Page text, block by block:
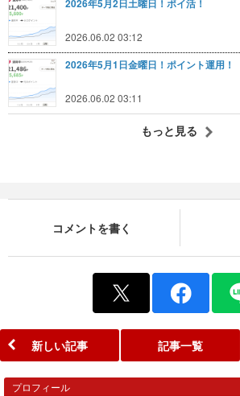
2026年5月2日土曜日！ポイ活！
2026.06.02 03:12
2026年5月1日金曜日！ポイント運用！
2026.06.02 03:11
もっと見る
コメントを書く
新しい記事 記事一覧
プロフィール